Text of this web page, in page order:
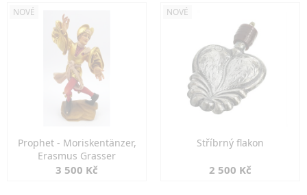
NOVÉ
Prophet - Moriskentänzer,
Erasmus Grasser
3 500 Kč
NOVÉ
Stříbrný flakon
2 500 Kč